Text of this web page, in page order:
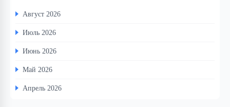
Август 2026
Июль 2026
Июнь 2026
Май 2026
Апрель 2026